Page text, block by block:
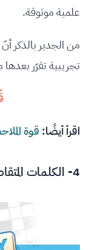
علمية موثوقة.
من الجدير بالذكر
تجريبية تقرّر
اقرأ أيضًا: قوة
4- الكلمات المتقاطعة